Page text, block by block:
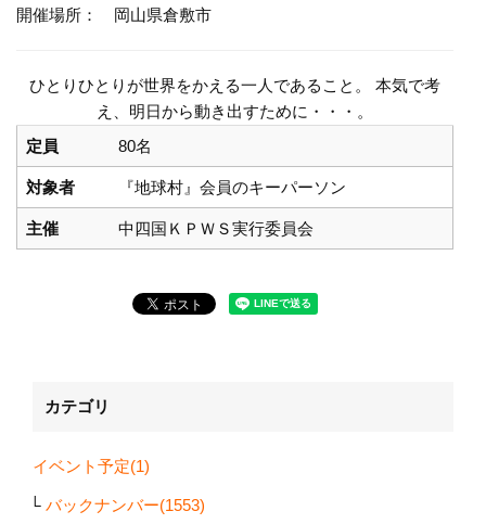
開催場所： 岡山県倉敷市
ひとりひとりが世界をかえる一人であること。 本気で考
え、明日から動き出すために・・・。
定員
80名
対象者 『地球村』会員のキーパーソン
主催 中四国ＫＰＷＳ実行委員会
カテゴリ
イベント予定(1)
バックナンバー(1553)